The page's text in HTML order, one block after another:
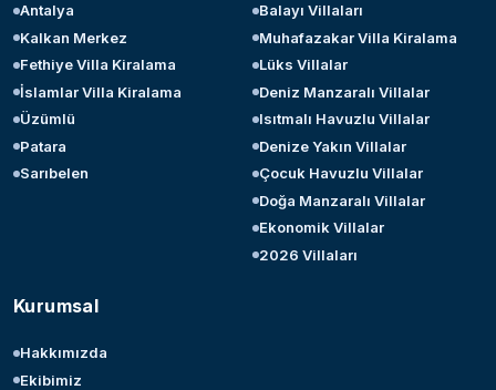
Antalya
Kalkan Merkez
Fethiye Villa Kiralama
İslamlar Villa Kiralama
Üzümlü
Patara
Sarıbelen
Balayı Villaları
Muhafazakar Villa Kiralama
Lüks Villalar
Deniz Manzaralı Villalar
Isıtmalı Havuzlu Villalar
Denize Yakın Villalar
Çocuk Havuzlu Villalar
Doğa Manzaralı Villalar
Ekonomik Villalar
2026 Villaları
Kurumsal
Hakkımızda
Ekibimiz